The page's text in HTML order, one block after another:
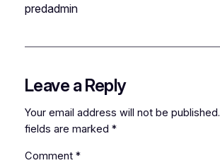
predadmin
Leave a Reply
Your email address will not be published.
fields are marked *
Comment *